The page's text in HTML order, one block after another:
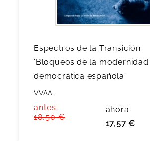
Espectros de la Transición
'Bloqueos de la modernidad
democrática española'
VVAA
antes:
18,50 €
ahora:
17,57 €